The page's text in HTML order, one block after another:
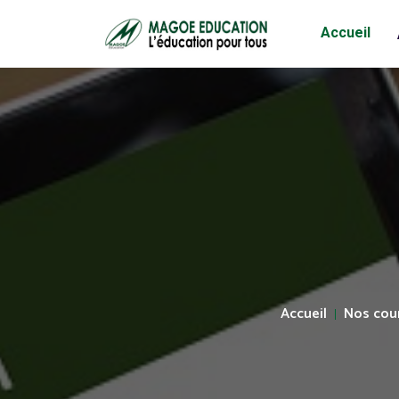
Accueil
Accueil Nos